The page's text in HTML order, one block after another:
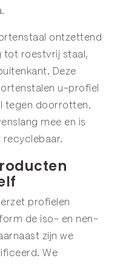
ontzettend
tot roestvrij staal,
Deze
u-profiel
tegen doorrotten.
mee en is
recyclebaar.
profielen
de iso- en nen-
zijn we
We